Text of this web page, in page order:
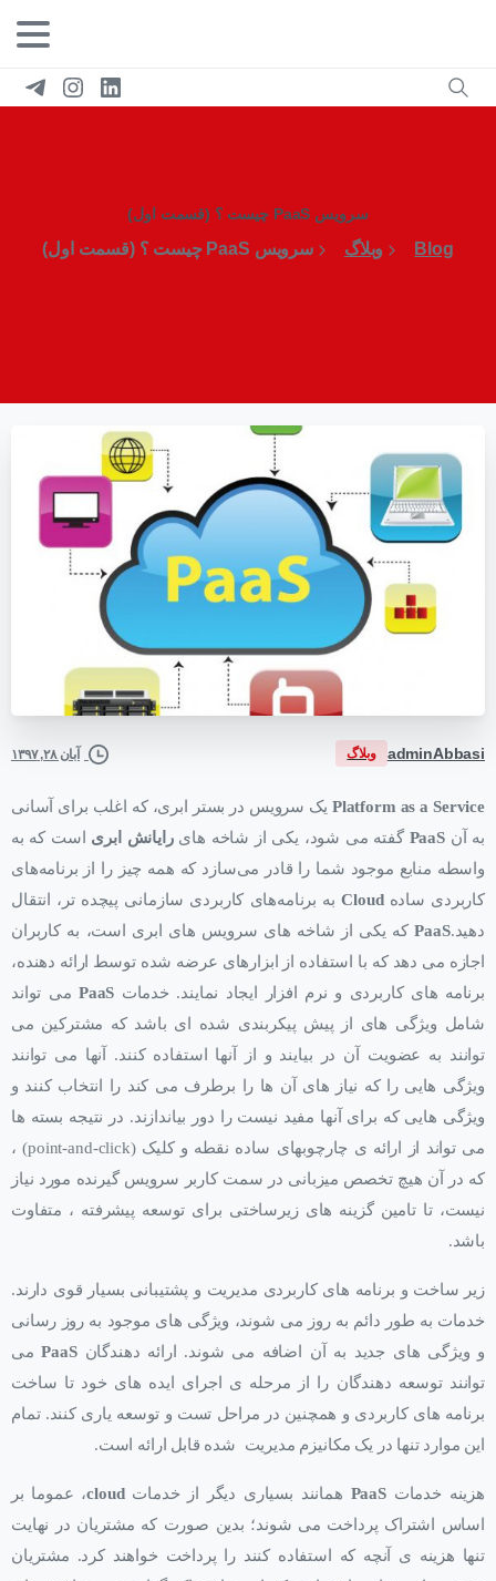
سرویس PaaS چیست ؟ (قسمت اول)
Blog وبلاگ سرویس PaaS چیست ؟ (قسمت اول)
adminAbbasi وبلاگ آبان ۲۸, ۱۳۹۷
Platform as a Service یک سرویس در بستر ابری، که اغلب برای آسانی
به آن PaaS گفته می شود، یکی از شاخه هایرایانش ابری است که به
واسطه منابع موجود شما را قادر می‌سازد که همه چیز را از برنامه‌های
کاربردی سادهCloudبه برنامه‌های کاربردی سازمانی پیچده تر، انتقال
دهید.PaaSکه یکی از شاخه های سرویس های ابری است، به کاربران
اجازه می دهد که با استفاده از ابزارهای عرضه شده توسط ارائه دهنده،
برنامه های کاربردی و نرم افزار ایجاد نمایند. خدمات PaaS می تواند
شامل ویژگی های از پیش پیکربندی شده ای باشد که مشترکین می
توانند به عضویت آن در بیایند و از آنها استفاده کنند. آنها می توانند
ویژگی هایی را که نیاز های آن ها را برطرف می کند را انتخاب کنند و
ویژگی هایی که برای آنها مفید نیست را دور بیاندازند. در نتیجه بسته ها
می تواند از ارائه ی چارچوبهای ساده نقطه و کلیک (point-and-click) ،
که در آن هیچ تخصص میزبانی در سمت کاربر سرویس گیرنده مورد نیاز
نیست، تا تامین گزینه های زیرساختی برای توسعه پیشرفته ، متفاوت
باشد.
زیر ساخت و برنامه های کاربردی مدیریت و پشتیبانی بسیار قوی دارند.
خدمات به طور دائم به روز می شوند، ویژگی های موجود به روز رسانی
و ویژگی های جدید به آن اضافه می شوند. ارائه دهندگانPaaSمی
توانند توسعه دهندگان را از مرحله ی اجرای ایده های خود تا ساخت
برنامه های کاربردی و همچنین در مراحل تست و توسعه یاری کنند. تمام
این موارد تنها در یک مکانیزم مدیریت شده قابل ارائه است.
هزینه خدماتPaaS همانند بسیاری دیگر از خدماتcloud، عموما بر
اساس اشتراک پرداخت می شوند؛ بدین صورت که مشتریان در نهایت
تنها هزینه ی آنچه که استفاده کنند را پرداخت خواهند کرد. مشتریان